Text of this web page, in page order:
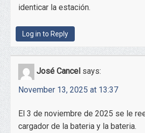
identicar la estación.
Log in to Reply
José Cancel says:
November 13, 2025 at 13:37
El 3 de noviembre de 2025 se le
cargador de la bateria y la bateria.